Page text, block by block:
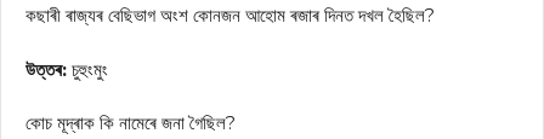
কছাৰী ৰাজ্যৰ বেছিভাগ অংশ কোনজন আহোম ৰজাৰ দিনত দখল হৈছিল?
উত্তৰ: চুহুংমুং
কোচ মূদ্ৰাক কি নামেৰে জনা গৈছিল?